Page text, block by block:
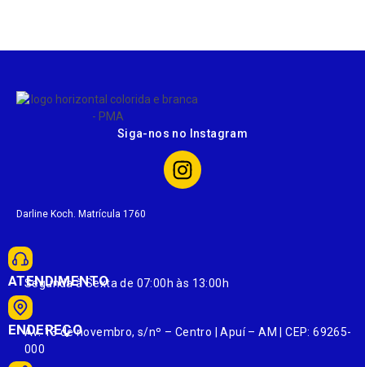
Siga-nos no Instagram
Darline Koch. Matrícula 1760
ATENDIMENTO
Segunda à Sexta de 07:00h às 13:00h
ENDEREÇO
Av. 13 de novembro, s/nº – Centro | Apuí – AM | CEP: 69265-
000